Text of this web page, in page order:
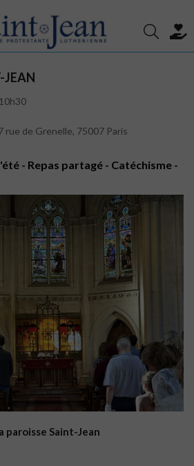
JEAN
10h30
rue de Grenelle, 75007 Paris
- Repas partagé - Catéchisme -
paroisse Saint-Jean